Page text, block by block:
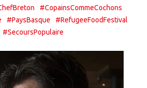
#CopainsCommeCochons
#PaysBasque
#RefugeeFoodFestival
#SecoursPopulaire